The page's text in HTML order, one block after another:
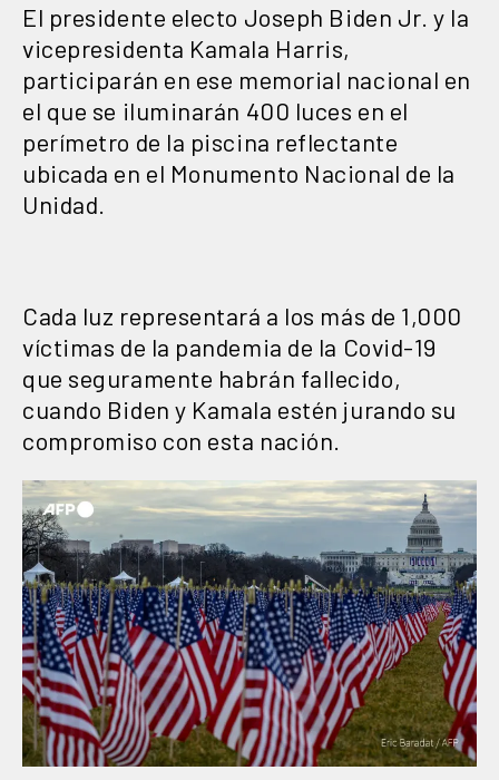
El presidente electo Joseph Biden Jr. y la
vicepresidenta Kamala Harris,
participarán en ese memorial nacional en
el que se iluminarán 400 luces en el
perímetro de la piscina reflectante
ubicada en el Monumento Nacional de la
Unidad.
Cada luz representará a los más de 1,000
víctimas de la pandemia de la Covid-19
que seguramente habrán fallecido,
cuando Biden y Kamala estén jurando su
compromiso con esta nación.